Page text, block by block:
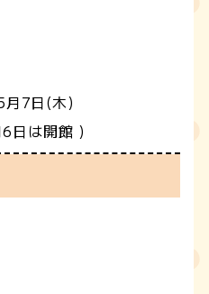
月7日(木)
日は開館 )